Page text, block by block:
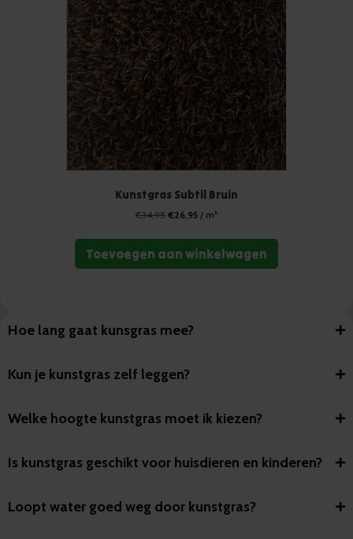
Kunstgras Subtil Bruin
€34,95 Oorspronkelijke
was:
€34,95.
€26,95Huidige
is:
€26,95.
/ m²
Toevoegen aan winkelwagen
Hoe lang gaat kunsgras mee?
Kun je kunstgras zelf leggen?
Welke hoogte kunstgras moet ik kiezen?
Is kunstgras geschikt voor huisdieren en kinderen?
Loopt water goed weg door kunstgras?